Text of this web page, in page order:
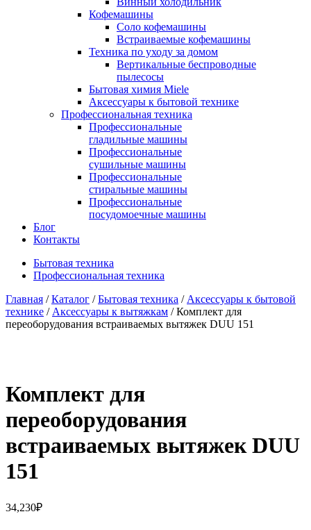
Кофемашины
Cоло кофемашины
Встраиваемые кофемашины
Техника по уходу за домом
Вертикальные беспроводные
пылесосы
Бытовая химия Miele
Аксессуары к бытовой технике
Профессиональная техника
Профессиональные
гладильные машины
Профессиональные
сушильные машины
Профессиональные
стиральные машины
Профессиональные
посудомоечные машины
Блог
Контакты
Бытовая техника
Профессиональная техника
Главная /Каталог /Бытовая техника / Аксессуары к бытовой
технике / Аксессуары к вытяжкам / Комплект для
переоборудования встраиваемых вытяжек DUU 151
Комплект для
переоборудования
встраиваемых вытяжек DUU
151
34,230₽